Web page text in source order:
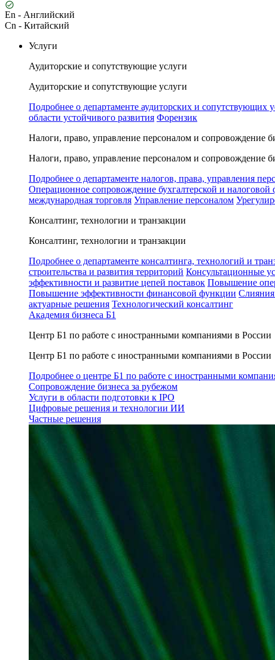
En - Английский
Cn - Китайский
Услуги
Аудиторские и сопутствующие услуги
Аудиторские и сопутствующие услуги
Подробнее о департаменте аудиторских и сопутствующих
области устойчивого развития Форензик
Налоги, право, управление персоналом и сопровождение
Налоги, право, управление персоналом и сопровождение
Подробнее о департаменте налогов, права, управления
Операционное сопровождение бухгалтерской и налоговой
международная торговля Управление персоналом
Консалтинг, технологии и транзакции
Консалтинг, технологии и транзакции
Подробнее о департаменте консалтинга, технологий и
строительства и развития территорий Консультационные
эффективности и развитие цепей поставок Повышение
Повышение эффективности финансовой функции Слияния
актуарные решения Технологический консалтинг
Академия бизнеса Б1
Центр Б1 по работе с иностранными компаниями в России
Центр Б1 по работе с иностранными компаниями в России
Подробнее о центре Б1 по работе с иностранными
Сопровождение бизнеса за рубежом
Услуги в области подготовки к IPO
Цифровые решения и технологии ИИ
Частные решения